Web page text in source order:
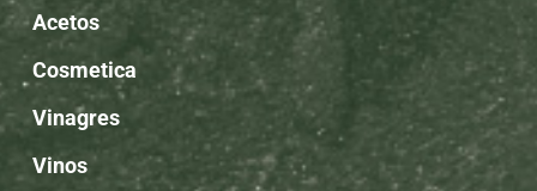
Acetos
Cosmetica
Vinagres
Vinos